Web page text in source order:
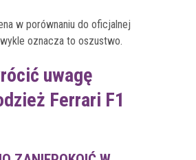
w porównaniu do oficjalnej
oznacza to oszustwo.
uwagę
Ferrari F1